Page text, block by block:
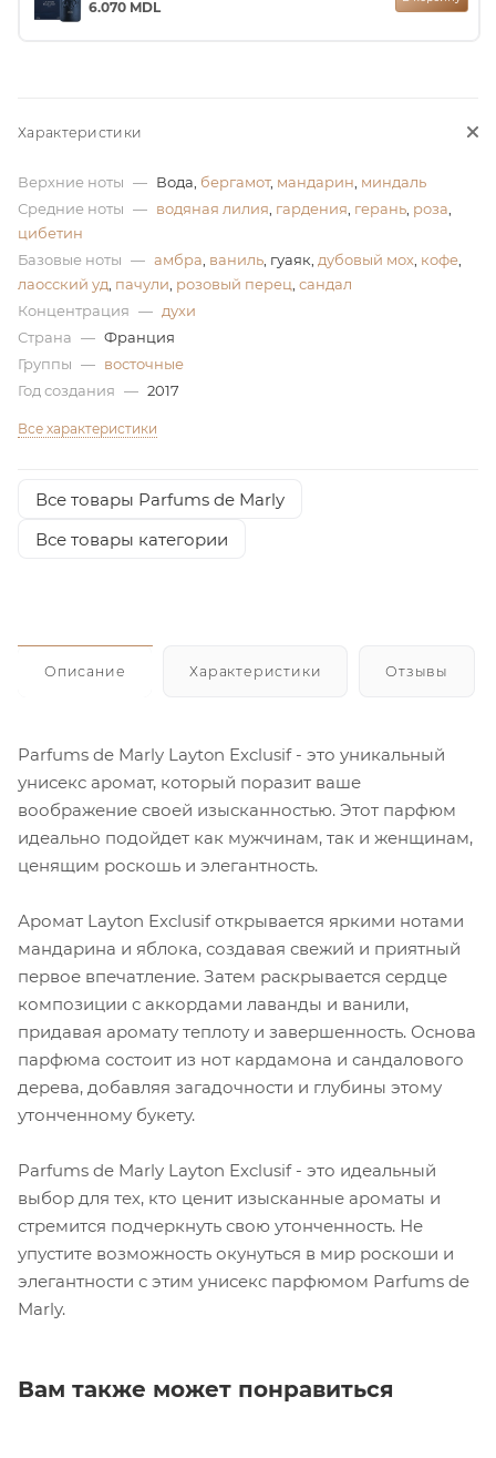
6.070 MDL
Характеристики
Верхние ноты — Вода, бергамот, мандарин миндаль
Средние ноты — водяная лилия гардения герань роза
цибетин
Базовые ноты — амбра ваниль , гуаяк, дубовый мох кофе
лаосский уд пачули розовый перец сандал
Концентрация — духи
Страна — Франция
Группы — восточные
Год создания — 2017
Все характеристики
Все товары Parfums de Marly
Все товары категории
Описание Характеристики Отзывы
Parfums de Marly Layton Exclusif - это уникальный
унисекс аромат, который поразит ваше
воображение своей изысканностью. Этот парфюм
идеально подойдет как мужчинам, так и женщинам,
ценящим роскошь и элегантность.
Аромат Layton Exclusif открывается яркими нотами
мандарина и яблока, создавая свежий и приятный
первое впечатление. Затем раскрывается сердце
композиции с аккордами лаванды и ванили,
придавая аромату теплоту и завершенность. Основа
парфюма состоит из нот кардамона и сандалового
дерева, добавляя загадочности и глубины этому
утонченному букету.
Parfums de Marly Layton Exclusif - это идеальный
выбор для тех, кто ценит изысканные ароматы и
стремится подчеркнуть свою утонченность. Не
упустите возможность окунуться в мир роскоши и
элегантности с этим унисекс парфюмом Parfums de
Marly.
Вам также может понравиться